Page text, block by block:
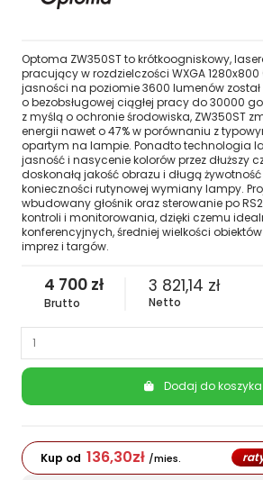
Optoma ZW350ST to krótkoogniskowy,
pracujący w rozdzielczości WXGA 1280x800
jasności na poziomie 3600 lumenów
o bezobsługowej ciągłej pracy do 30000
z myślą o ochronie środowiska, ZW350ST
energii nawet o 47% w porównaniu z
opartym na lampie. Ponadto technologia
jasność i nasycenie kolorów przez dłuższy
doskonałą jakość obrazu i długą
konieczności rutynowej wymiany lampy.
wbudowany głośnik oraz sterowanie po
kontroli i monitorowania, dzięki czemu
konferencyjnych, średniej wielkości
imprez i targów.
4 700 zł
Brutto
3 821,14 zł
Netto
Dodaj do koszyka
Kup od 136,30zł /mies.